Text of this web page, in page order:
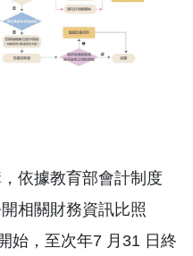
依據教育部會計制度
相關財務資訊比照
始，至次年7 月31 日終